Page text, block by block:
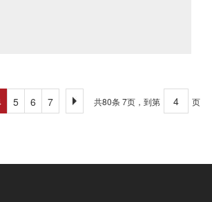
5 6 7 共80条 7页，到第 页